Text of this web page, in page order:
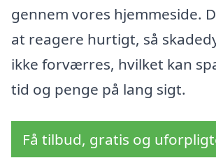
gennem vores hjemmeside.
at reagere hurtigt, så
ikke forværres, hvilket kan
tid og penge på lang sigt.
Få tilbud, gratis og